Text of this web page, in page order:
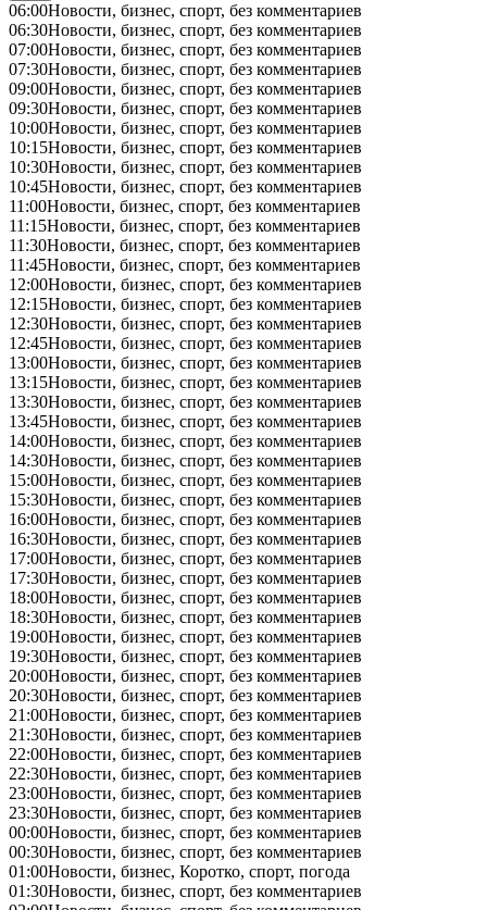
06:00Новости, бизнес, спорт, без комментариев
06:30Новости, бизнес, спорт, без комментариев
07:00Новости, бизнес, спорт, без комментариев
07:30Новости, бизнес, спорт, без комментариев
09:00Новости, бизнес, спорт, без комментариев
09:30Новости, бизнес, спорт, без комментариев
10:00Новости, бизнес, спорт, без комментариев
10:15Новости, бизнес, спорт, без комментариев
10:30Новости, бизнес, спорт, без комментариев
10:45Новости, бизнес, спорт, без комментариев
11:00Новости, бизнес, спорт, без комментариев
11:15Новости, бизнес, спорт, без комментариев
11:30Новости, бизнес, спорт, без комментариев
11:45Новости, бизнес, спорт, без комментариев
12:00Новости, бизнес, спорт, без комментариев
12:15Новости, бизнес, спорт, без комментариев
12:30Новости, бизнес, спорт, без комментариев
12:45Новости, бизнес, спорт, без комментариев
13:00Новости, бизнес, спорт, без комментариев
13:15Новости, бизнес, спорт, без комментариев
13:30Новости, бизнес, спорт, без комментариев
13:45Новости, бизнес, спорт, без комментариев
14:00Новости, бизнес, спорт, без комментариев
14:30Новости, бизнес, спорт, без комментариев
15:00Новости, бизнес, спорт, без комментариев
15:30Новости, бизнес, спорт, без комментариев
16:00Новости, бизнес, спорт, без комментариев
16:30Новости, бизнес, спорт, без комментариев
17:00Новости, бизнес, спорт, без комментариев
17:30Новости, бизнес, спорт, без комментариев
18:00Новости, бизнес, спорт, без комментариев
18:30Новости, бизнес, спорт, без комментариев
19:00Новости, бизнес, спорт, без комментариев
19:30Новости, бизнес, спорт, без комментариев
20:00Новости, бизнес, спорт, без комментариев
20:30Новости, бизнес, спорт, без комментариев
21:00Новости, бизнес, спорт, без комментариев
21:30Новости, бизнес, спорт, без комментариев
22:00Новости, бизнес, спорт, без комментариев
22:30Новости, бизнес, спорт, без комментариев
23:00Новости, бизнес, спорт, без комментариев
23:30Новости, бизнес, спорт, без комментариев
00:00Новости, бизнес, спорт, без комментариев
00:30Новости, бизнес, спорт, без комментариев
01:00Новости, бизнес, Коротко, спорт, погода
01:30Новости, бизнес, спорт, без комментариев